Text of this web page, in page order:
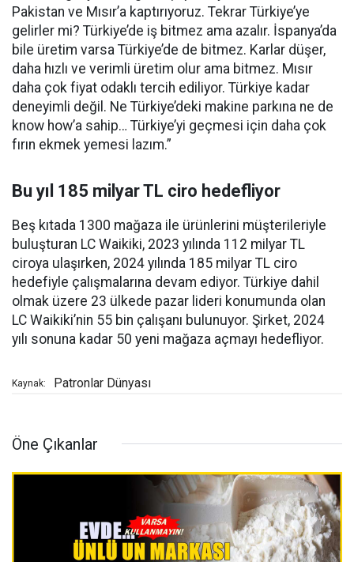
Pakistan ve Mısır’a kaptırıyoruz. Tekrar Türkiye’ye
gelirler mi? Türkiye’de iş bitmez ama azalır. İspanya’da
bile üretim varsa Türkiye’de de bitmez. Karlar düşer,
daha hızlı ve verimli üretim olur ama bitmez. Mısır
daha çok fiyat odaklı tercih ediliyor. Türkiye kadar
deneyimli değil. Ne Türkiye’deki makine parkına ne de
know how’a sahip… Türkiye’yi geçmesi için daha çok
fırın ekmek yemesi lazım.”
Bu yıl 185 milyar TL ciro hedefliyor
Beş kıtada 1300 mağaza ile ürünlerini müşterileriyle
buluşturan LC Waikiki, 2023 yılında 112 milyar TL
ciroya ulaşırken, 2024 yılında 185 milyar TL ciro
hedefiyle çalışmalarına devam ediyor. Türkiye dahil
olmak üzere 23 ülkede pazar lideri konumunda olan
LC Waikiki’nin 55 bin çalışanı bulunuyor. Şirket, 2024
yılı sonuna kadar 50 yeni mağaza açmayı hedefliyor.
Kaynak: Patronlar Dünyası
Öne Çıkanlar